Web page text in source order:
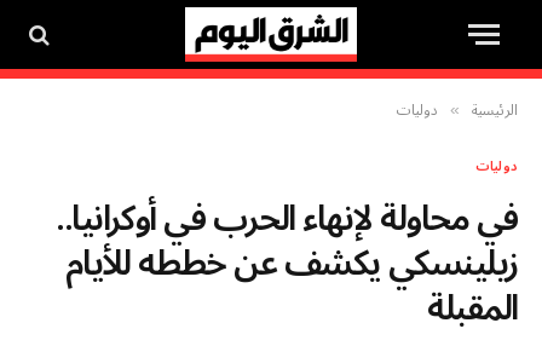
الرئيسية » دوليات
دوليات
في محاولة لإنهاء الحرب في أوكرانيا..
زيلينسكي يكشف عن خططه للأيام
المقبلة